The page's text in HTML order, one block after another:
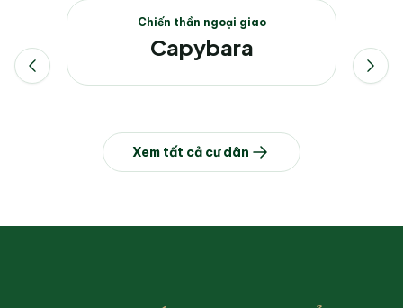
Chiến thần ngoại giao
Capybara
Xem tất cả cư dân